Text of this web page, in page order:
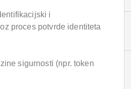
i
proces potvrde identiteta
sigurnosti (npr. token